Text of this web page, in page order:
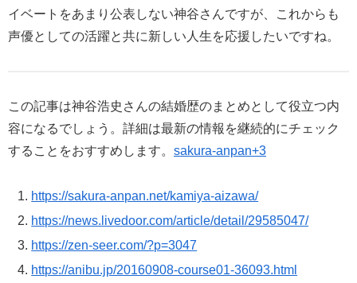
イベートをあまり公表しない神谷さんですが、これからも
声優としての活躍と共に新しい人生を応援したいですね。
この記事は神谷浩史さんの結婚歴のまとめとして役立つ内
容になるでしょう。詳細は最新の情報を継続的にチェック
することをおすすめします。 sakura-anpan+3
https://sakura-anpan.net/kamiya-aizawa/
https://news.livedoor.com/article/detail/29585047/
https://zen-seer.com/?p=3047
https://anibu.jp/20160908-course01-36093.html